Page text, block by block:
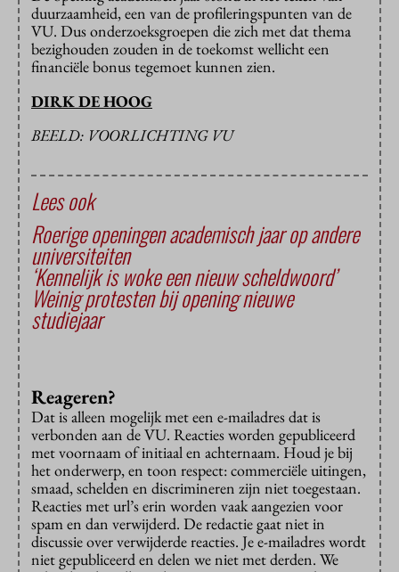
duurzaamheid, een van de profileringspunten van de
VU. Dus onderzoeksgroepen die zich met dat thema
bezighouden zouden in de toekomst wellicht een
financiële bonus tegemoet kunnen zien.
DIRK DE HOOG
BEELD: VOORLICHTING VU
Lees ook
Roerige openingen academisch jaar op andere
universiteiten
‘Kennelijk is woke een nieuw scheldwoord’
Weinig protesten bij opening nieuwe
studiejaar
Reageren?
Dat is alleen mogelijk met een e-mailadres dat is
verbonden aan de VU. Reacties worden gepubliceerd
met voornaam of initiaal en achternaam. Houd je bij
het onderwerp, en toon respect: commerciële uitingen,
smaad, schelden en discrimineren zijn niet toegestaan.
Reacties met url’s erin worden vaak aangezien voor
spam en dan verwijderd. De redactie gaat niet in
discussie over verwijderde reacties. Je e-mailadres wordt
niet gepubliceerd en delen we niet met derden. We